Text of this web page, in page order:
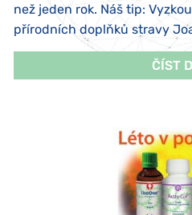
než jeden rok. Náš tip:
přírodních doplňků stravy
ČÍST